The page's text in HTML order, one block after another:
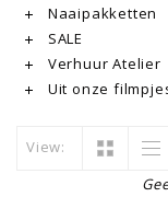
Naaipakketten
SALE
Verhuur Atelier
Uit onze
View: